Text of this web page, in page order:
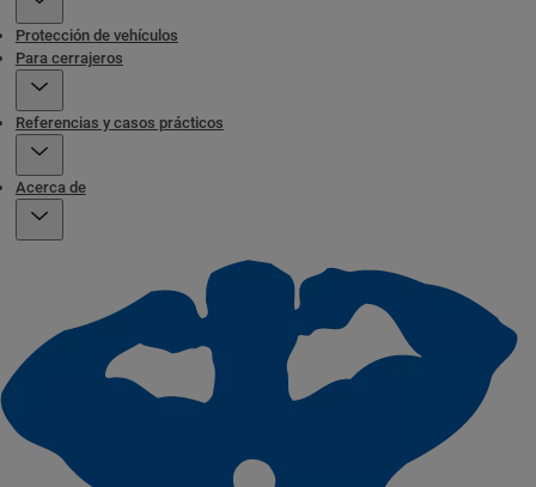
Protección de vehículos
Para cerrajeros
Referencias y casos prácticos
Acerca de